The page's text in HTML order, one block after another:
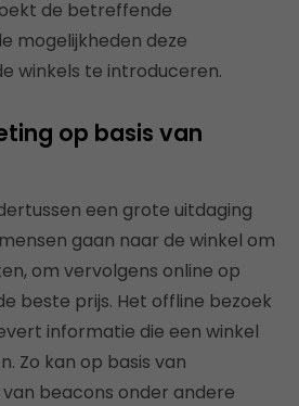
de betreffende
mogelijkheden deze
winkels te introduceren.
op basis van
een grote uitdaging
gaan naar de winkel om
om vervolgens online op
beste prijs. Het offline bezoek
informatie die een winkel
Zo kan op basis van
beacons onder andere